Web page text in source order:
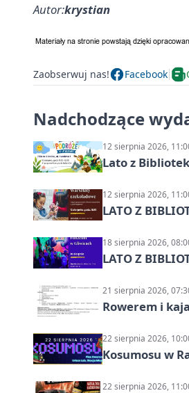
Autor:krystian
Zaobserwuj nas! Facebook
Nadchodzące
12 sierpnia 2026,
Lato z
12 sierpnia 2026,
LATO Z
18 sierpnia 2026,
LATO Z
21 sierpnia 2026,
Rowerem i
22 sierpnia 2026,
Kosumosu w
22 sierpnia 2026,